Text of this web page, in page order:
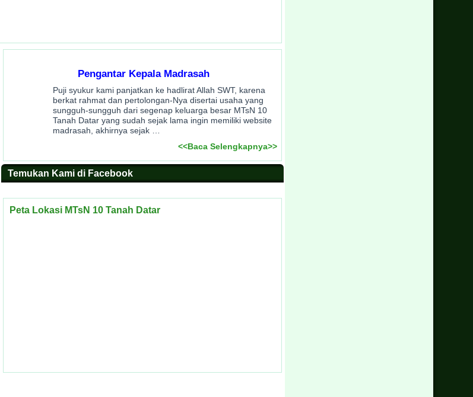
Pengantar Kepala Madrasah
Puji syukur kami panjatkan ke hadlirat Allah SWT, karena
berkat rahmat dan pertolongan-Nya disertai usaha yang
sungguh-sungguh dari segenap keluarga besar MTsN 10
Tanah Datar yang sudah sejak lama ingin memiliki website
madrasah, akhirnya sejak …
<<Baca Selengkapnya>>
Temukan Kami di Facebook
Peta Lokasi MTsN 10 Tanah Datar